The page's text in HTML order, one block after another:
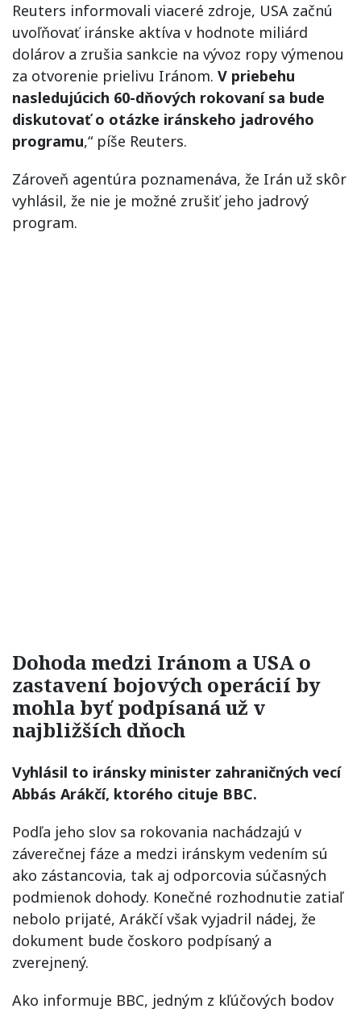
Reuters informovali viaceré zdroje, USA začnú
uvoľňovať iránske aktíva v hodnote miliárd
dolárov a zrušia sankcie na vývoz ropy výmenou
za otvorenie prielivu Iránom. V priebehu
nasledujúcich 60-dňových rokovaní sa bude
diskutovať o otázke iránskeho jadrového
programu,“ píše Reuters.
Zároveň agentúra poznamenáva, že Irán už skôr
vyhlásil, že nie je možné zrušiť jeho jadrový
program.
Dohoda medzi Iránom a USA o
zastavení bojových operácií by
mohla byť podpísaná už v
najbližších dňoch
Vyhlásil to iránsky minister zahraničných vecí
Abbás Arákčí, ktorého cituje BBC.
Podľa jeho slov sa rokovania nachádzajú v
záverečnej fáze a medzi iránskym vedením sú
ako zástancovia, tak aj odporcovia súčasných
podmienok dohody. Konečné rozhodnutie zatiaľ
nebolo prijaté, Arákčí však vyjadril nádej, že
dokument bude čoskoro podpísaný a
zverejnený.
Ako informuje BBC, jedným z kľúčových bodov